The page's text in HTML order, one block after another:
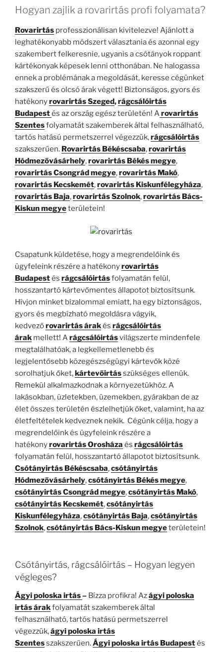
Hogyan zajlik a rovarirtás profi folyamata?
Rovarirtás professzionálisan kivitelezve! Ajánlott a
leghatékonyabb módszert választania és azonnal egy
szakembert felkeresnie, ugyanis a csótányok roppant
kártékonyak képesek lenni otthonában. Ne halogassa
ennek a problémának a megoldását, keresse cégünket
szakszerű és olcsó árak végett! Biztonságos, gyors és
hatékonyrovarirtás Szeged,rágcsálóirtás
Budapestés az ország egész területén! Arovarirtás
Szentesfolyamatát szakemberek által felhasználható,
tartós hatású permetszerrel végezzük,rágcsálóirtás
szakszerűen. Rovarirtás Békéscsaba,rovarirtás
Hódmezővásárhely,rovarirtás Békés megye,
rovarirtás Csongrád megye,rovarirtás Makó,
rovarirtás Kecskemét,rovarirtás Kiskunfélegyháza,
rovarirtás Baja,rovarirtás Szolnok,rovarirtás Bács-
Kiskun megyeterületein!
Csapatunk küldetése, hogy a megrendelőink és
ügyfeleink részére a hatékonyrovarirtás
Budapestés rágcsálóirtásfolyamatán felül,
hosszantartó kártevőmentes állapotot biztosítsunk.
Hívjon minket bizalommal emiatt, ha egy biztonságos,
gyors és megbízható megoldásra vágyik,
kedvezőrovarirtás árakés rágcsálóirtás
árak mellett! Arágcsálóirtásvilágszerte mindenfele
megtalálhatóak, a legkellemetlenebb és
legjelentősebb közegészségügyi kártevők közé
sorolhatjuk őket, kártevőirtásszükséges ellenük.
Remekül alkalmazkodnak a környezetükhöz. A
lakásokban, üzletekben, üzemekben, gyárakban de az
élet összes területén észlelhetjük őket, valamint, ha az
életfeltételek kedveznek nekik. Cégünk célja, hogy a
megrendelőink és ügyfeleink részére a
hatékonyrovarirtás Orosháza és rágcsálóirtás
folyamatán felül, hosszantartó állapotot biztosítsunk.
Csótányirtás Békéscsaba,csótányirtás
Hódmezővásárhely,csótányirtás Békés megye,
csótányirtás Csongrád megye,csótányirtás Makó,
csótányirtás Kecskemét,csótányirtás
Kiskunfélegyháza,csótányirtás Baja,csótányirtás
Szolnok,csótányirtás Bács-Kiskun megyeterületein!
Csótányirtás, rágcsálóirtás – Hogyan legyen
végleges?
Ágyi poloska irtás– Bízza profikra! Azágyi poloska
irtás árakfolyamatát szakemberek által
felhasználható, tartós hatású permetszerrel
végezzük,ágyi poloska irtás
Szentesszakszerűen.Ágyi poloska irtás Budapestés